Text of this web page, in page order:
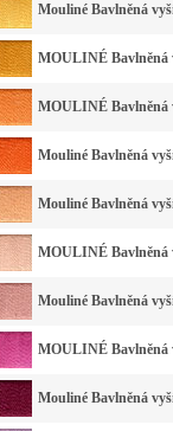
Mouliné Bavlněná
MOULINÉ Bavlněná
MOULINÉ Bavlněná
Mouliné Bavlněná
Mouliné Bavlněná
MOULINÉ Bavlněná
Mouliné Bavlněná
MOULINÉ Bavlněná
Mouliné Bavlněná